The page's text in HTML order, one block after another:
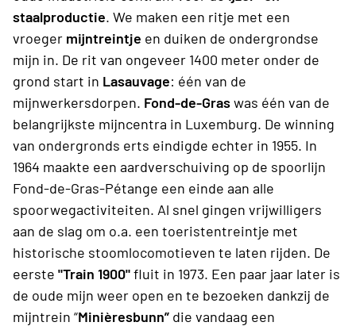
staalproductie. We maken een ritje met een
vroeger mijntreintje en duiken de ondergrondse
mijn in. De rit van ongeveer 1400 meter onder de
grond start in Lasauvage: één van de
mijnwerkersdorpen. Fond-de-Graswas één van de
belangrijkste mijncentra in Luxemburg. De winning
van ondergronds erts eindigde echter in 1955. In
1964 maakte een aardverschuiving op de spoorlijn
Fond-de-Gras-Pétange een einde aan alle
spoorwegactiviteiten. Al snel gingen vrijwilligers
aan de slag om o.a. een toeristentreintje met
historische stoomlocomotieven te laten rijden. De
eerste "Train 1900"fluit in 1973. Een paar jaar later is
de oude mijn weer open en te bezoeken dankzij de
mijntrein “Minièresbunn” die vandaag een